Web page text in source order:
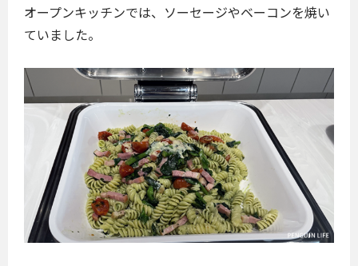
オープンキッチンでは、ソーセージやベーコンを焼い
ていました。